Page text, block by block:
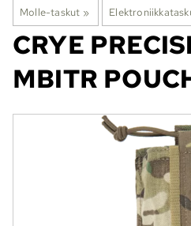
Molle-taskut ‪»
CRYE
MBITR